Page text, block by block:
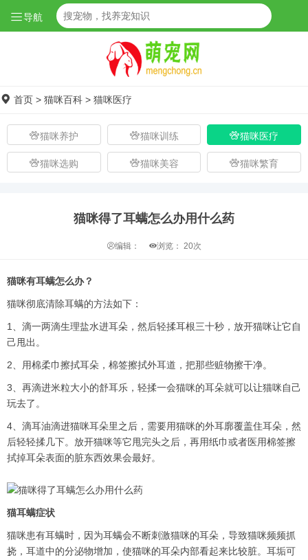
导航
首页 > 猫咪百科 > 猫咪医疗
猫咪养护 猫咪训练 猫咪医疗
猫咪选购 猫咪美容 猫咪繁育
猫咪得了耳螨怎么办用什么药
编辑： 浏览： 20次
猫咪有耳螨怎么办？
猫咪彻底清除耳螨的方法如下：
1、滴一两滴生理盐水进耳朵，然后轻揉耳根三十秒，放开猫咪让它自
己甩出。
2、用棉柔巾擦拭耳朵，棉签擦拭外耳道，把那些赃物擦干净。
3、再滴进米粒大小的舒耳乐，轻揉一会猫咪的耳朵就可以让猫咪自己
玩去了。
4、滴耳油滴进猫咪耳朵里之后，需要用猫咪的外耳廓覆盖住耳朵，然
后轻轻揉几下。放开猫咪等它甩完头之后，再用纸巾或者医用棉签擦
拭掉耳朵表面的脏东西效果会最好。
猫耳螨症状
猫咪患有耳螨时，因为耳螨会不断刺激猫咪的耳朵，导致猫咪频频抓
挠，耳道中的分泌物增加，使猫咪的耳朵内部看起来比较脏。耳垢可